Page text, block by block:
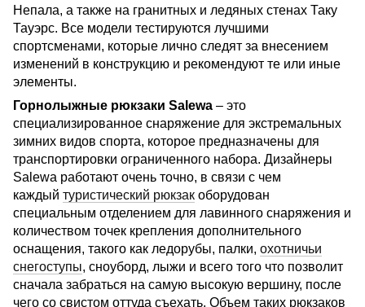
Непала, а также на гранитных и ледяных стенах Таку
Тауэрс. Все модели тестируются лучшими
спортсменами, которые лично следят за внесением
изменений в конструкцию и рекомендуют те или иные
элементы.
Горнолыжные рюкзаки Salewa – это
специализированное снаряжение для экстремальных
зимних видов спорта, которое предназначены для
транспортировки ограниченного набора. Дизайнеры
Salewa работают очень точно, в связи с чем
каждый туристический рюкзак оборудован
специальным отделением для лавинного снаряжения и
количеством точек крепления дополнительного
оснащения, такого как ледорубы, палки, охотничьи
снегоступы, сноуборд, лыжи и всего того что позволит
сначала забраться на самую высокую вершину, после
чего со свистом оттуда съехать. Объем таких рюкзаков